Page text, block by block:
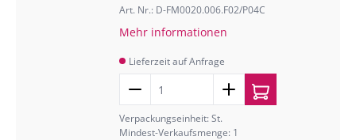
Art. Nr.: D-FM0020.006.F02/P04C
Mehr informationen
Lieferzeit auf Anfrage
Verpackungseinheit: St.
Mindest-Verkaufsmenge: 1